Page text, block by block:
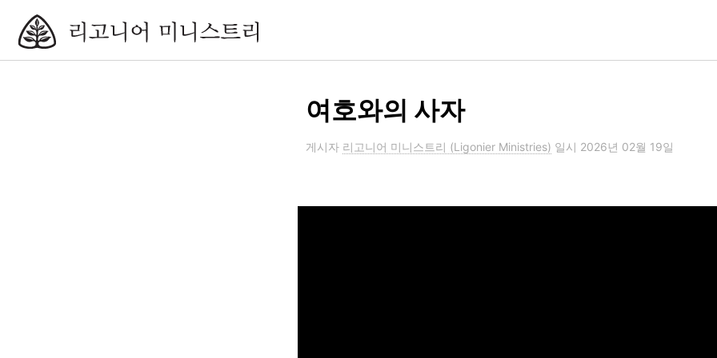
여호와의 사자
게시자 리고니어 미니스트리 (Ligonier Ministries) 일시 2026년 02월 19일